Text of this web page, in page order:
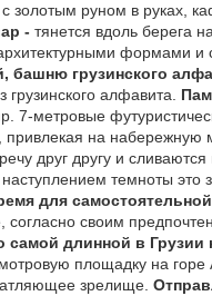
с золотым руном в руках,
- тянется вдоль берега
формами и
башню грузинского
алфавита.
7-метровые
на набережную
друг другу и
темноты это
для
своим
самой длинной в Грузии
площадку на
зрелище.